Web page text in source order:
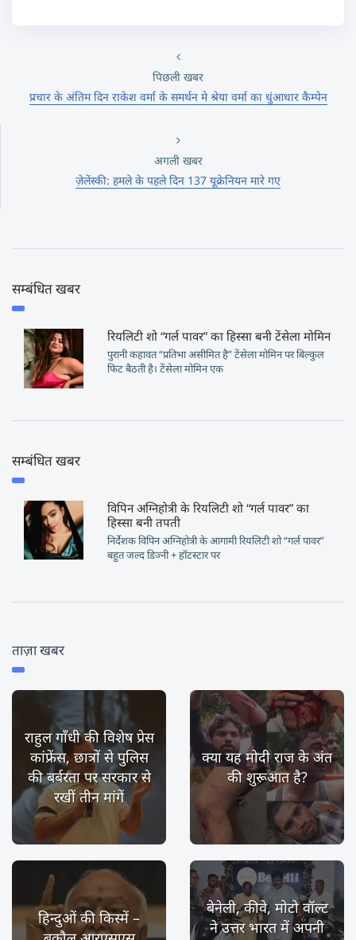
पिछली खबर
प्रचार के अंतिम दिन राकेश वर्मा के समर्थन मे श्रेया वर्मा का धुंआधार कैम्पेन
अगली खबर
ज़ेलेंस्की: हमले के पहले दिन 137 यूक्रेनियन मारे गए
सम्बंधित खबर
रियलिटी शो “गर्ल पावर” का हिस्सा बनी टेंसेला मोमिन
पुरानी कहावत “प्रतिभा असीमित है” टेंसेला मोमिन पर बिल्कुल
फिट बैठती है। टेंसेला मोमिन एक
सम्बंधित खबर
विपिन अग्निहोत्री के रियलिटी शो “गर्ल पावर” का
हिस्सा बनी तपती
निर्देशक विपिन अग्निहोत्री के आगामी रियलिटी शो “गर्ल पावर”
बहुत जल्द डिज्नी + हॉटस्टार पर
ताज़ा खबर
राहुल गाँधी की विशेष प्रेस
कांफ्रेंस, छात्रों से पुलिस
की बर्बरता पर सरकार से
रखीं तीन मांगें
क्या यह मोदी राज के अंत
की शुरूआत है?
हिन्दुओं की किस्में –
बेनेली, कीवे, मोटो वॉल्ट
ने उत्तर भारत में अपनी